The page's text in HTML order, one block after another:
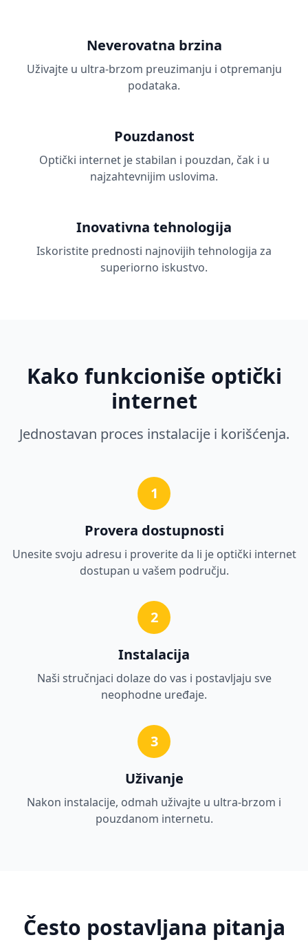
Neverovatna brzina
Uživajte u ultra-brzom preuzimanju i otpremanju
podataka.
Pouzdanost
Optički internet je stabilan i pouzdan, čak i u
najzahtevnijim uslovima.
Inovativna tehnologija
Iskoristite prednosti najnovijih tehnologija za
superiorno iskustvo.
Kako funkcioniše optički
internet
Jednostavan proces instalacije i korišćenja.
1
Provera dostupnosti
Unesite svoju adresu i proverite da li je optički internet
dostupan u vašem području.
2
Instalacija
Naši stručnjaci dolaze do vas i postavljaju sve
neophodne uređaje.
3
Uživanje
Nakon instalacije, odmah uživajte u ultra-brzom i
pouzdanom internetu.
Često postavljana pitanja